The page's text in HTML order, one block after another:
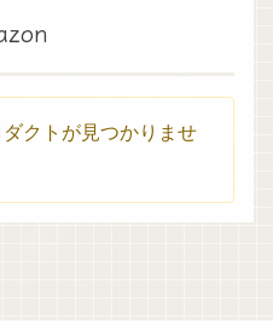
クトが見つかりませ